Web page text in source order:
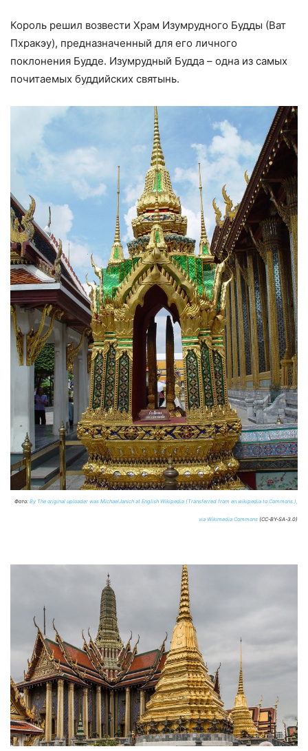
Король решил возвести Храм Изумрудного Будды (Ват
Пхракэу), предназначенный для его личного
поклонения Будде. Изумрудный Будда – одна из самых
почитаемых буддийских святынь.
Фото: By The original uploader was MichaelJanich at English Wikipedia (Transferred from en.wikipedia to Commons.),
via Wikimedia Commons (CC-BY-SA-3.0)